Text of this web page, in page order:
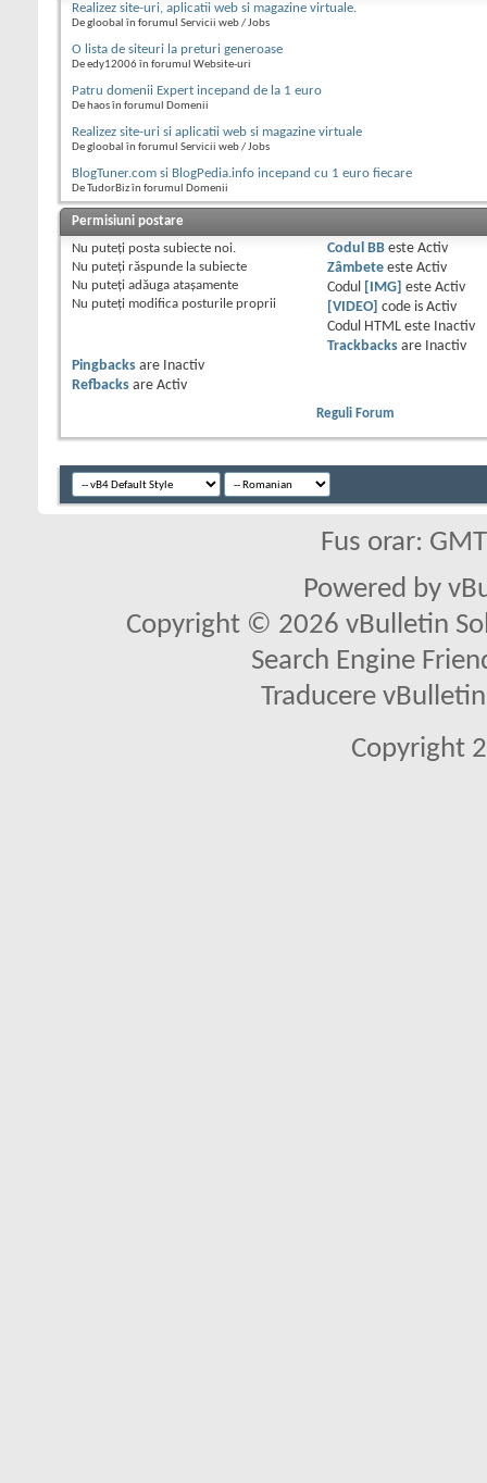
Realizez site-uri, aplicatii web si magazine virtuale.
De gloobal în forumul Servicii web / Jobs
O lista de siteuri la preturi generoase
De edy12006 în forumul Website-uri
Patru domenii Expert incepand de la 1 euro
De haos în forumul Domenii
Realizez site-uri si aplicatii web si magazine virtuale
De gloobal în forumul Servicii web / Jobs
BlogTuner.com si BlogPedia.info incepand cu 1 euro fiecare
De TudorBiz în forumul Domenii
Permisiuni postare
Nu puteţi posta subiecte noi.
Nu puteţi răspunde la subiecte
Nu puteţi adăuga ataşamente
Nu puteţi modifica posturile proprii
Codul BBeste Activ
Zâmbeteeste Activ
Codul
[IMG] este Activ
[VIDEO]
code is Activ
Codul HTML este
Inactiv
Trackbacksare
Inactiv
Pingbacks are
Inactiv
Refbacks are Activ
Reguli Forum
Fus orar:
Powered by
Copyright © 2026 vBulletin
Search Engine
Traducere
Copyright